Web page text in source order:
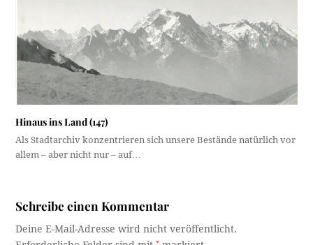
Hinaus ins Land (147)
Als Stadtarchiv konzentrieren sich unsere Bestände natürlich vor
allem – aber nicht nur – auf…
Schreibe einen Kommentar
Deine E-Mail-Adresse wird nicht veröffentlicht.
*